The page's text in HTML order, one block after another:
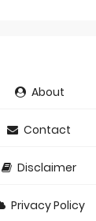
About
Contact
Disclaimer
Privacy Policy